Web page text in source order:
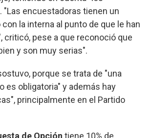
"Las encuestadoras tienen un
la interna al punto de que le han
criticó, pese a que reconoció que
y son muy serias".
porque se trata de "una
es obligatoria" y además hay
principalmente en el Partido
de Opción tiene 10% de